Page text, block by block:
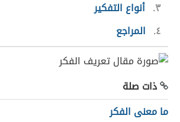
٣ أنواع التفكير
٤
المراجع
ذات صلة
ما معنى الفكر